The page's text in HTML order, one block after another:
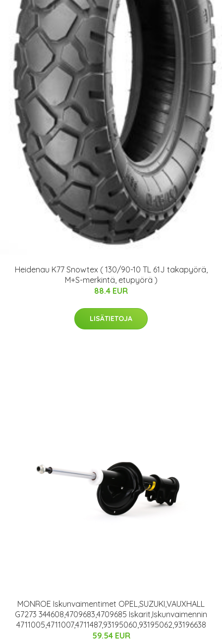
Heidenau K77 Snowtex ( 130/90-10 TL 61J takapyörä,
M+S-merkintä, etupyörä )
88.4 EUR
LISÄTIETOJA
MONROE Iskunvaimentimet OPEL,SUZUKI,VAUXHALL
G7273 344608,4709683,4709685 Iskarit,Iskunvaimennin
4711005,4711007,4711487,93195060,93195062,93196638
59.54 EUR